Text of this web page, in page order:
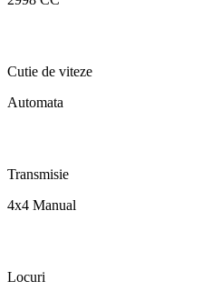
Cutie de viteze
Automata
Transmisie
4x4 Manual
Locuri